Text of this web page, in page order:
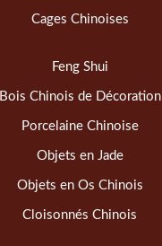
Cages Chinoises
Feng Shui
Bois Chinois de Décoration
Porcelaine Chinoise
Objets en Jade
Objets en Os Chinois
Cloisonnés Chinois